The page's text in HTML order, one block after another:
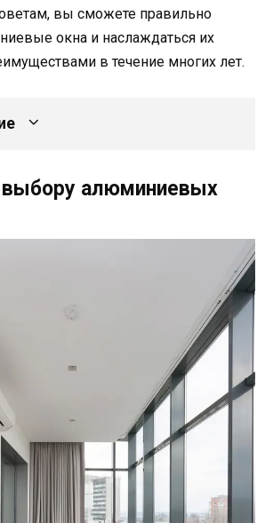
вы сможете правильно
окна и наслаждаться их
в течение многих лет.
алюминиевых